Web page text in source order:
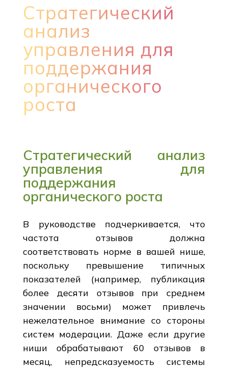
Стратегический
анализ
управления для
поддержания
органического
роста
Стратегический анализ
управления для
поддержания
органического роста
В руководстве подчеркивается, что
частота отзывов должна
соответствовать норме в вашей нише,
поскольку превышение типичных
показателей (например, публикация
более десяти отзывов при среднем
значении восьми) может привлечь
нежелательное внимание со стороны
систем модерации. Даже если другие
ниши обрабатывают 60 отзывов в
месяц, непредсказуемость системы